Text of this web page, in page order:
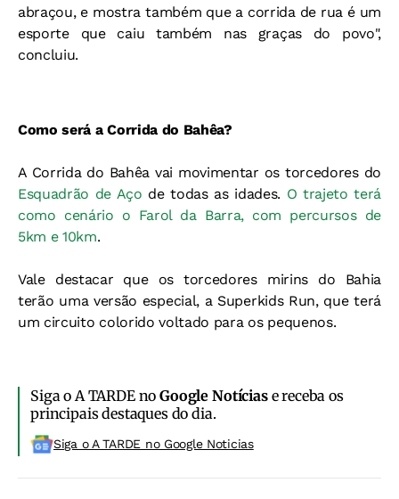
abraçou, e mostra também que a corrida de rua é um
esporte que caiu também nas graças do povo",
concluiu.
Como será a Corrida do Bahêa?
A Corrida do Bahêa vai movimentar os torcedores do
Esquadrão de Aço de todas as idades. O trajeto terá
como cenário o Farol da Barra, com percursos de
5km e 10km.
Vale destacar que os torcedores mirins do Bahia
terão uma versão especial, a Superkids Run, que terá
um circuito colorido voltado para os pequenos.
Siga o A TARDE noGoogle Notíciase receba os
principais destaques do dia.
Siga o A TARDE no Google Noticias